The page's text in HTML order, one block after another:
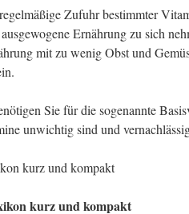
Zufuhr bestimmter
Ernährung zu sich
mit zu wenig Obst und
Sie für die sogenannte
unwichtig sind und
kurz und kompakt
kurz und kompakt